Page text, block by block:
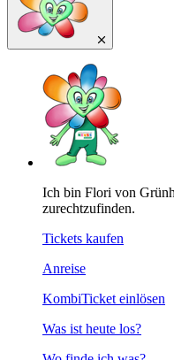
Ich bin Flori von
zurechtzufinden.
Tickets kaufen
Anreise
KombiTicket einlösen
Was ist heute los?